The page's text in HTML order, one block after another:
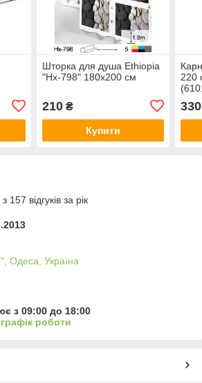
Шторка для душа Ethiopia
"Hx-798" 180х200 см
210₴
Купити
220
330
157 відгуків за рік
Одеса, Україна
з 09:00 до 18:00
роботи